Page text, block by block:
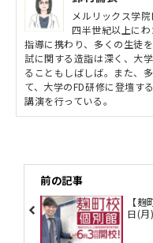
メルリックス学
四半世紀以上に
指導に携わり、多くの生徒
試に関する造詣は深く、大
ることもしばしば。また、
て、大学のFD研修に登壇す
講演を行っている。
前の記事
【
日(月